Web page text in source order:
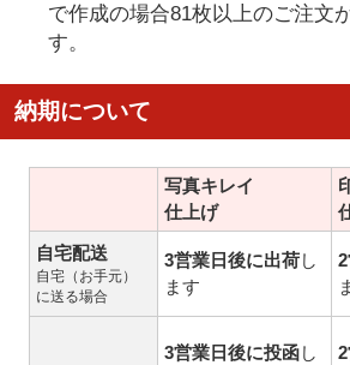
で作成の場合81枚以上のご注文
す。
納期について
写真キレイ
仕上げ
自宅配送
自宅（お手元）
に送る場合
3営業日後に出荷し
ます
3営業日後に投函し